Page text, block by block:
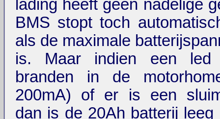
lading heeft geen nadelige
BMS stopt toch
als de maximale
is. Maar indien een led
branden in de
200mA) of er is een
dan is de 20Ah batterij leeg